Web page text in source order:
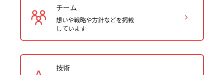
チーム
想いや戦略や方針などを掲載
しています
技術